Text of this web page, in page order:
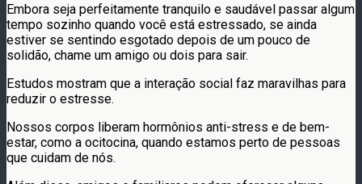
Embora seja perfeitamente tranquilo e saudável passar algum
tempo sozinho quando você está estressado, se ainda
estiver se sentindo esgotado depois de um pouco de
solidão, chame um amigo ou dois para sair.
Estudos mostram que a interação social faz maravilhas para
reduzir o estresse.
Nossos corpos liberam hormônios anti-stress e de bem-
estar, como a ocitocina, quando estamos perto de pessoas
que cuidam de nós.